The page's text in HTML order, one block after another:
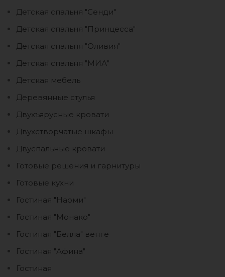
Детская спальня "Сенди"
Детская спальня "Принцесса"
Детская спальня "Оливия"
Детская спальня "МИА"
Детская мебель
Деревянные стулья
Двухъярусные кровати
Двухстворчатые шкафы
Двуспальные кровати
Готовые решения и гарнитуры
Готовые кухни
Гостиная "Наоми"
Гостиная "Монако"
Гостиная "Белла" венге
Гостиная "Афина"
Гостиная